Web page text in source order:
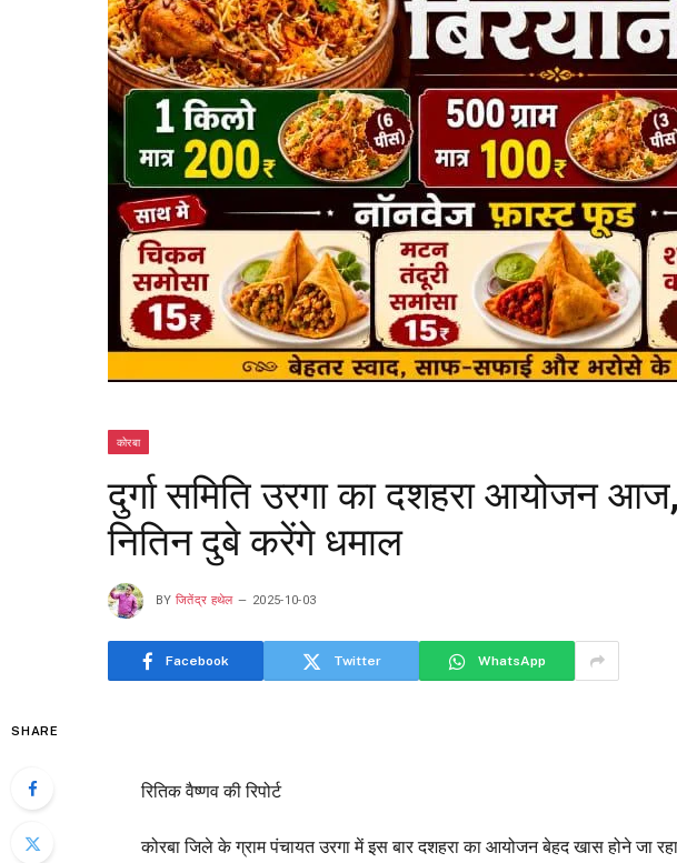
कोरबा
दुर्गा समिति उरगा का दशहरा आयोजन
नितिन दुबे करेंगे धमाल
BY जितेंद्र हथेल 2025-10-03
Facebook Twitter WhatsApp
SHARE
रितिक वैष्णव की रिपोर्ट
कोरबा जिले के ग्राम पंचायत उरगा में इस बार दशहरा का आयोजन बेहद खास होने जा रहा